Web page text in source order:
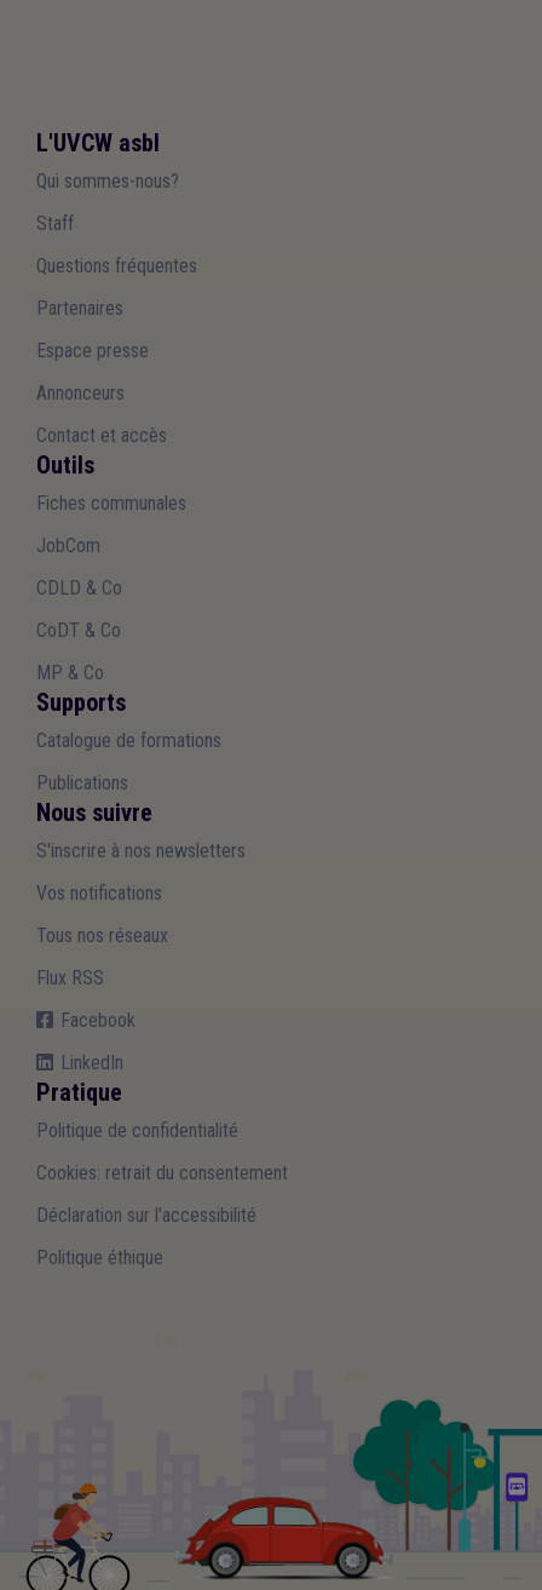
L'UVCW asbl
Qui sommes-nous?
Staff
Questions fréquentes
Partenaires
Espace presse
Annonceurs
Contact et accès
Outils
Fiches communales
JobCom
CDLD & Co
CoDT & Co
MP & Co
Supports
Catalogue de formations
Publications
Nous suivre
S'inscrire à nos newsletters
Vos notifications
Tous nos réseaux
Flux RSS
Facebook
LinkedIn
Pratique
Politique de confidentialité
Cookies: retrait du consentement
Déclaration sur l'accessibilité
Politique éthique